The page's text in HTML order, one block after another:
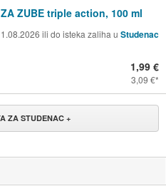
ZUBE triple action, 100 ml
ili do isteka zaliha u Studenac
1,99 €
3,09 €
ZA STUDENAC +